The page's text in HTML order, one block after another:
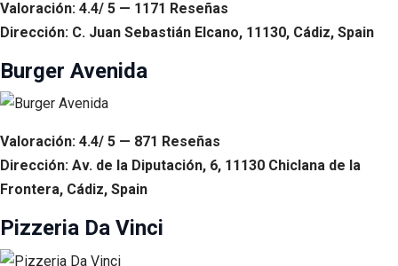
Valoración: 4.4/ 5 — 1171 Reseñas
Dirección: C. Juan Sebastián Elcano, 11130, Cádiz, Spain
Burger Avenida
Valoración: 4.4/ 5 — 871 Reseñas
Dirección: Av. de la Diputación, 6, 11130 Chiclana de la
Frontera, Cádiz, Spain
Pizzeria Da Vinci